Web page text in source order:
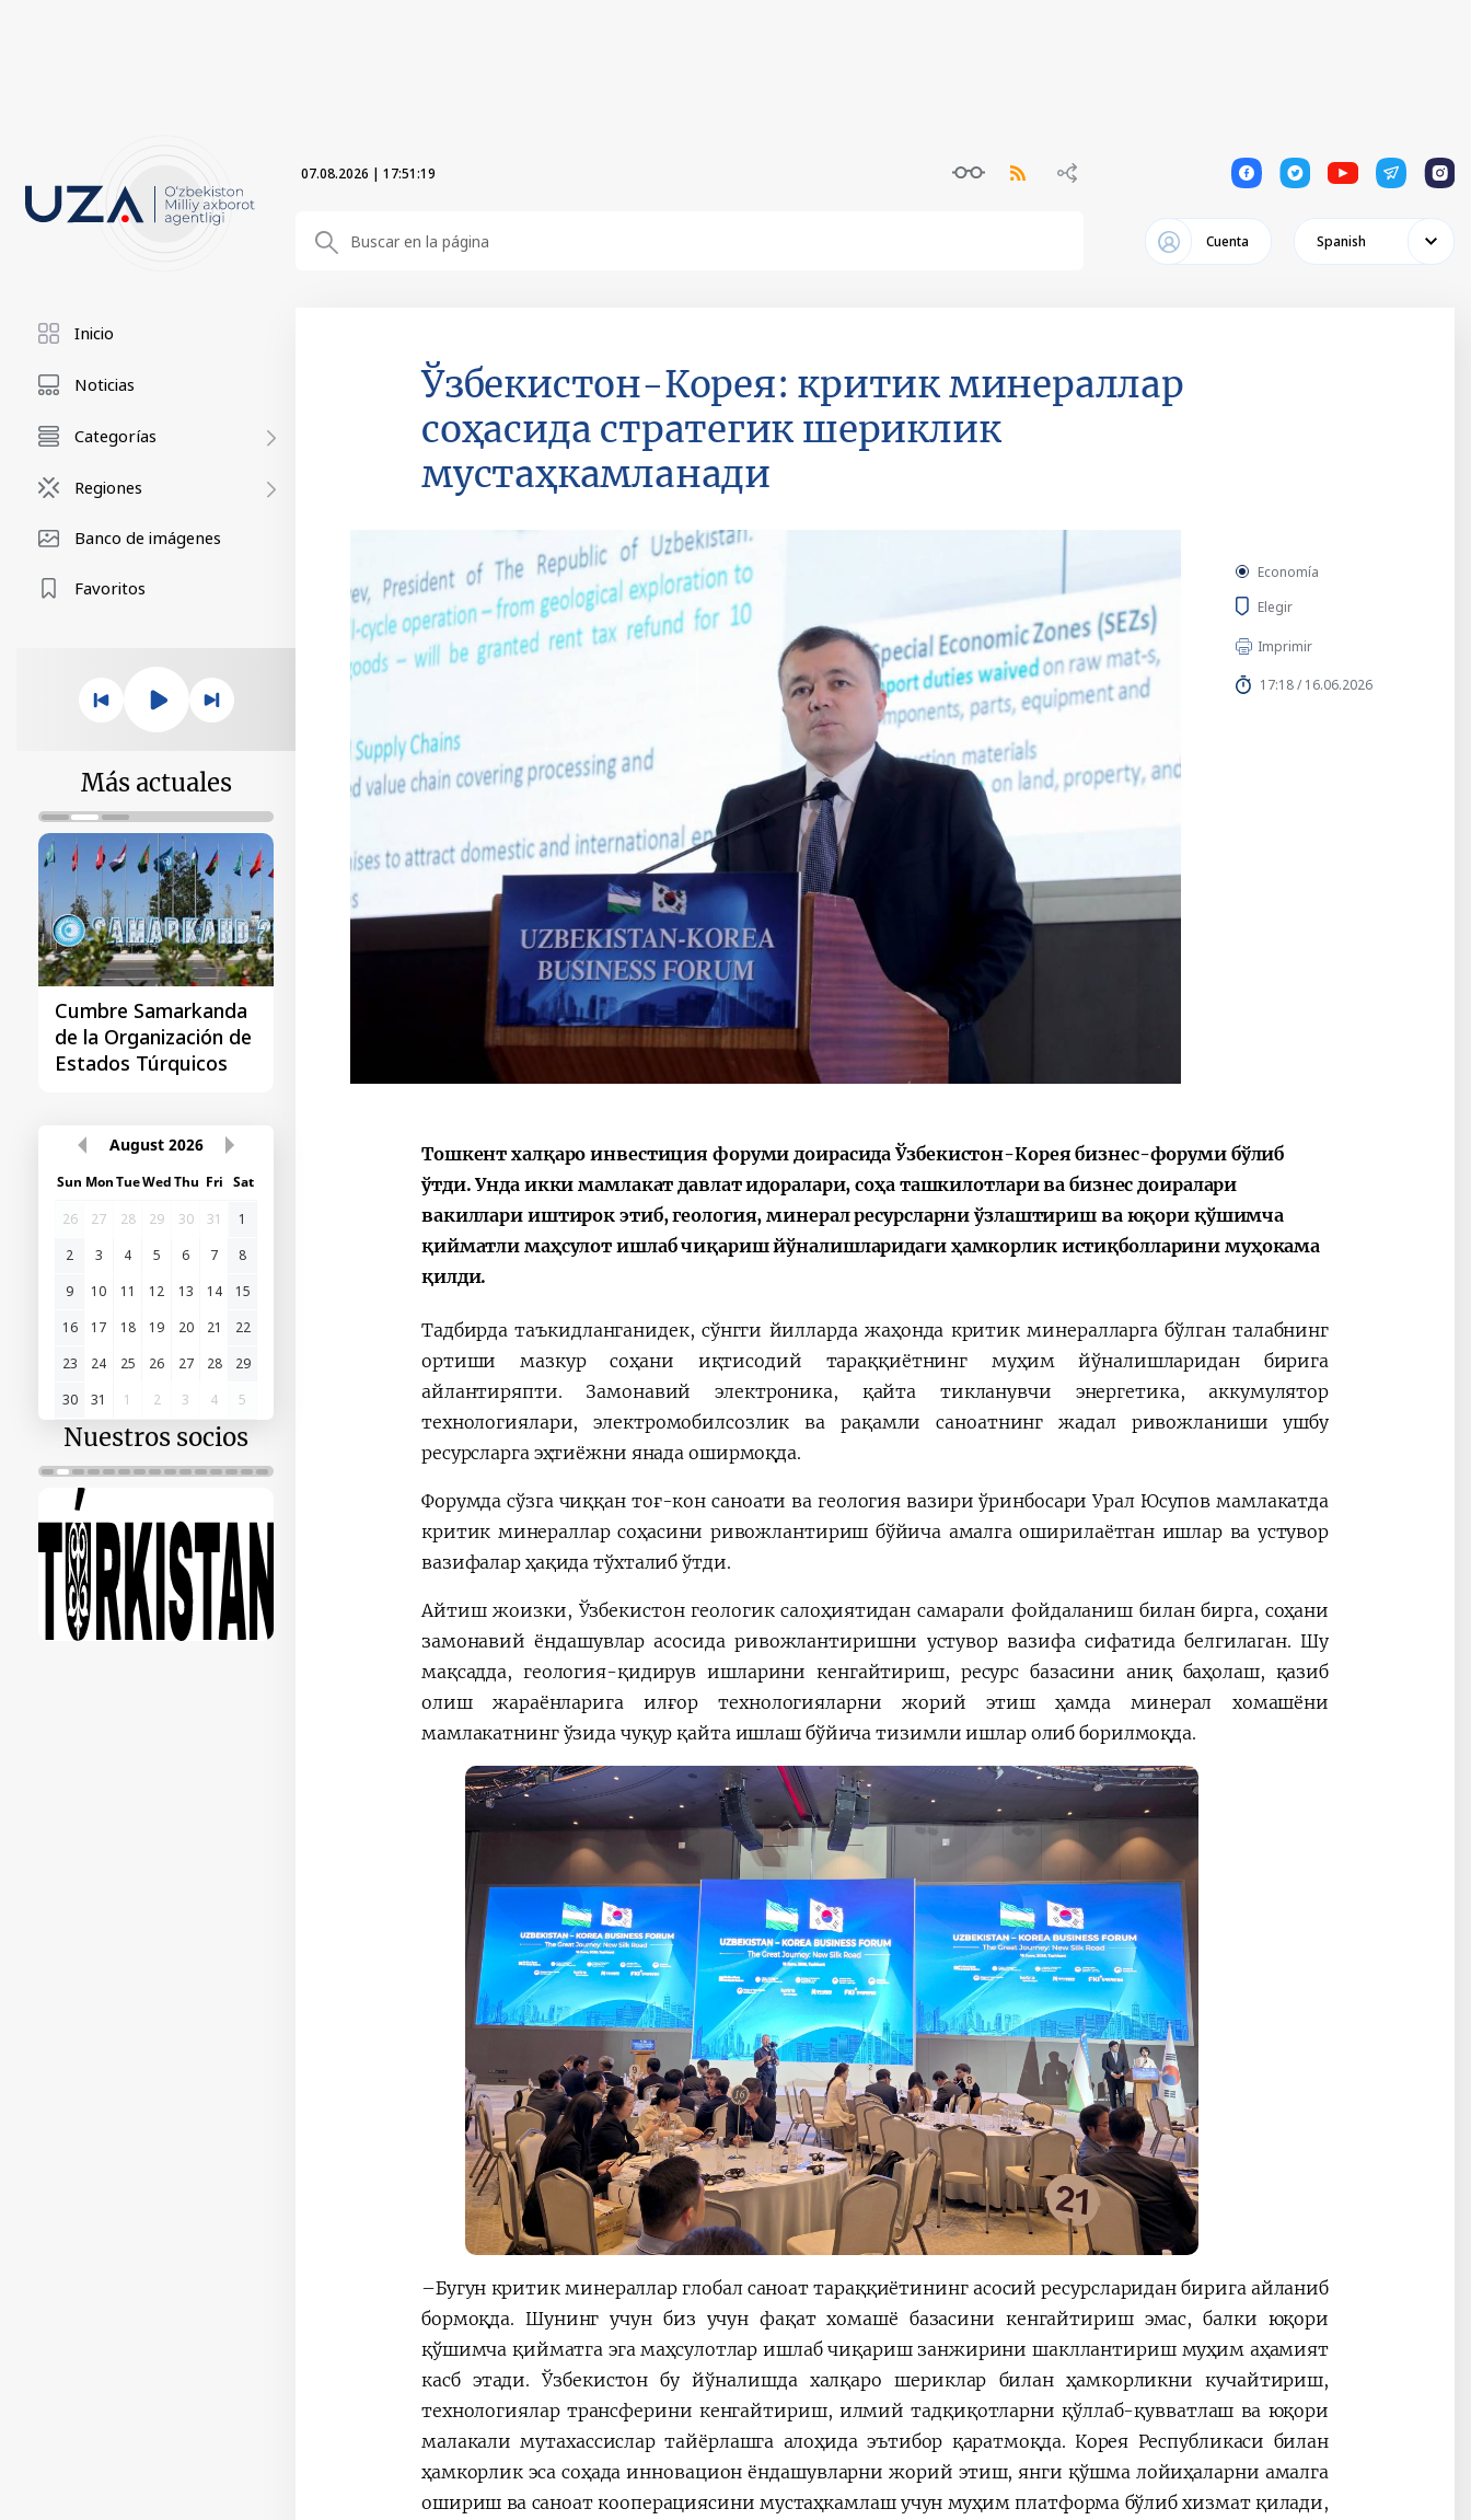
07.08.2026 | 17:51:21 1 1 1 1 1
Cuenta Spanish
Inicio
Noticias
Categorías
Regiones
Banco de imágenes
Favoritos
Más actuales
La primera Cumbre
"Asia Central - China"
SunMonTueWedThu
26
27 28 29 30 31
1
2
3 4 5 6 7
8
9
10 11 12 13 14
15
16
17 18 19 20 21
22
23
24 25 26 27 28
29
30
31 1 2 3 4 5
Nuestros socios
Ўзбекистон-Корея: критик минераллар
соҳасида стратегик шериклик
мустаҳкамланади
Economía
Elegir
Imprimir
17:18 / 16.06.2026
Тошкент халқаро инвестиция форуми доирасида Ўзбекистон-Корея бизнес-форуми бўлиб
ўтди. Унда икки мамлакат давлат идоралари, соҳа ташкилотлари ва бизнес доиралари
вакиллари иштирок этиб, геология, минерал ресурсларни ўзлаштириш ва юқори қўшимча
қийматли маҳсулот ишлаб чиқариш йўналишларидаги ҳамкорлик истиқболларини муҳокама
қилди.
Тадбирда таъкидланганидек, сўнгги йилларда жаҳонда критик минералларга бўлган талабнинг
ортиши мазкур соҳани иқтисодий тараққиётнинг муҳим йўналишларидан бирига
айлантиряпти. Замонавий электроника, қайта тикланувчи энергетика, аккумулятор
технологиялари, электромобилсозлик ва рақамли саноатнинг жадал ривожланиши ушбу
ресурсларга эҳтиёжни янада оширмоқда.
Форумда сўзга чиққан тоғ-кон саноати ва геология вазири ўринбосари Урал Юсупов мамлакатда
критик минераллар соҳасини ривожлантириш бўйича амалга оширилаётган ишлар ва устувор
вазифалар ҳақида тўхталиб ўтди.
Айтиш жоизки, Ўзбекистон геологик салоҳиятидан самарали фойдаланиш билан бирга, соҳани
замонавий ёндашувлар асосида ривожлантиришни устувор вазифа сифатида белгилаган. Шу
мақсадда, геология-қидирув ишларини кенгайтириш, ресурс базасини аниқ баҳолаш, қазиб
олиш жараёнларига илғор технологияларни жорий этиш ҳамда минерал хомашёни
мамлакатнинг ўзида чуқур қайта ишлаш бўйича тизимли ишлар олиб борилмоқда.
–Бугун критик минераллар глобал саноат тараққиётининг асосий ресурсларидан бирига айланиб
бормоқда. Шунинг учун биз учун фақат хомашё базасини кенгайтириш эмас, балки юқори
қўшимча қийматга эга маҳсулотлар ишлаб чиқариш занжирини шакллантириш муҳим аҳамият
касб этади. Ўзбекистон бу йўналишда халқаро шериклар билан ҳамкорликни кучайтириш,
технологиялар трансферини кенгайтириш, илмий тадқиқотларни қўллаб-қувватлаш ва юқори
малакали мутахассислар тайёрлашга алоҳида эътибор қаратмоқда. Корея Республикаси билан
ҳамкорлик эса соҳада инновацион ёндашувларни жорий этиш, янги қўшма лойиҳаларни амалга
ошириш ва саноат кооперациясини мустаҳкамлаш учун муҳим платформа бўлиб хизмат қилади,